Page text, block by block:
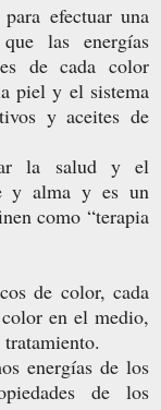
efectuar una
las energías
de cada color
piel y el sistema
y aceites de
la salud y el
y alma y es un
como “terapia
de color, cada
en el medio,
energías de los
de los